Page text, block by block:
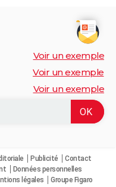
Voir un exemple
Voir un exemple
Voir un exemple
Publicité
Contact
Données personnelles
légales
Groupe Figaro